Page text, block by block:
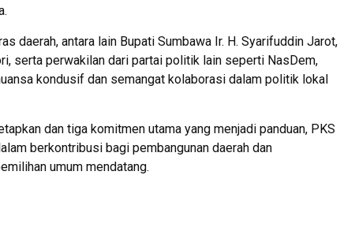
daerah, antara lain Bupati Sumbawa Ir. H. Syarifuddin Jarot,
serta perwakilan dari partai politik lain seperti NasDem,
kondusif dan semangat kolaborasi dalam politik lokal
dan tiga komitmen utama yang menjadi panduan, PKS
berkontribusi bagi pembangunan daerah dan
umum mendatang.